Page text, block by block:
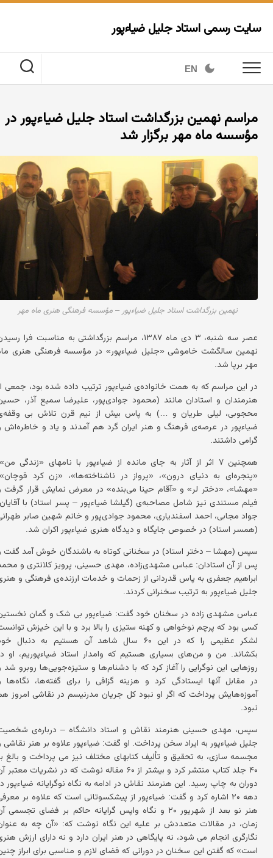
Skip
content
سایت رسمی استاد جلیل ضیاءپور
EN
مراسم نهمین بزرگداشت استاد جلیل ضیاءپور در
مؤسسه ماه مهر برگزار شد
نهمین بزرگداشت استاد جلیل ضیاءپور – مؤسسه فرهنگی هنری ماه مهر
عصر سه شنبه، ۳ دی ماه ۱۳۸۷، مراسم بزرگداشتی به مناسبت فرا
نهمین سالگشت خاموشی «جلیل ضیاءپور» در مؤسسه فرهنگی هنری
مهر برپا شد.
در این مراسم که به همت خانواده‌ی ضیاءپور ترتیب داده شده بود، جمعی
هنرمندان و استادان مانند (محمود جوادی‌پور، علیرضا سمیع آذر،
محجوبی، لیلی طریان و …) به پاس بیش از نیم قرن تلاش بی
ضیاءپور در عرصه‌ی فرهنگ و هنر ایران گرد هم آمدند و یاد و خاطره‌اش
گرامی داشتند.
همچنین ۷ اثر از آثار به جای مانده از ضیاءپور با نامهای «زندگی
«پنجره‌ای به دنیای درون»، «پرواز در ناشناخته‌ها»، «زن کرد
«مهشا»، «دختر لر» و «آقام حینا می‌بنده» در معرض نمایش قرار گرفت
فیلم مستندی نیز شامل مصاحبه‌ی (گیلشا ضیاءپور – پسر استاد) با
جواد مجابی، احمد اسفندیاری، محمود جوادی‌پور و خانم شهین صابر
(همسر استاد) در خصوص جایگاه و دیدگاه هنری ضیاءپور اکران شد.
سپس (مهشا – دختر استاد) در سخنانی کوتاه به باشندگان خوش آمد گفت
پس از آن استادان: عباس مشهدی‌زاده، مهدی حسینی، پرویز کلانتری و
ابراهیم جعفری به پاس قدردانی از زحمات و خدمات ارزنده‌ی فرهنگی و
جلیل ضیاءپور به ترتیب سخنرانی کردند.
عباس مشهدی زاده در سخنان خود گفت: ضیاءپور بی شک و گمان
کسی بود که پرچم نوخواهی و کهنه ستیزی را بالا برد و با این خیزش
لشکر عظیمی را که در این ۶۰ سال شاهد آن هستیم به دنبال
بکشاند. من و من‌های بسیاری هستیم که وامدار استاد ضیاءپوریم، او
روزهایی این نوگرایی را آغاز کرد که با دشنام‌ها و ستیزه‌جویی‌ها روبرو شد
در مقابل آنها ایستادگی کرد و هزینه گزافی را برای گفته‌ها، نگاه‌ها
آموزه‌هایش پرداخت که اگر او نبود کل جریان مدرنیسم در نقاشی امروز
نبود.
سپس، مهدی حسینی هنرمند نقاش و استاد دانشگاه – درباره‌ی
جلیل ضیاء‌پور به ایراد سخن پرداخت. او گفت: ضیاءپور علاوه بر هنر نقاشی
مجسمه سازی، به تحقیق و تألیف کتابهای مختلف نیز می پرداخت و بالغ
۴۰ جلد کتاب منتشر کرد و بیشتر از ۶۰ مقاله نوشت که در نشریات معتبر
دوران به چاپ رسید. این هنرمند نقاش در ادامه به نگاه نوگرایانه ضیاءپور
دهه ۲۰ اشاره کرد و گفت: ضیاءپور از پیشکسوتانی است که علاوه بر
هنر نو بعد از شهریور ۲۰ و نگاه واپس گرایانه حاکم بر فضای تجسمی
زمان، در مقالات متعددش بر علیه این نگاه نوشت که: «آن چه به
نگارگری انجام می شود، نه پایگاهی در هنر ایران دارد و نه دارای ارزش
است» که گفتن این سخنان در دورانی که فضای لازم و مناسبی برای ابراز